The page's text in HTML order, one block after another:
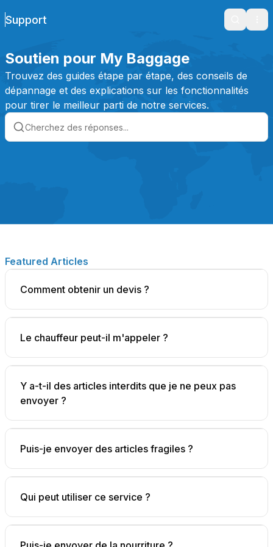
Support Search
Soutien pour My Baggage
Trouvez des guides étape par étape, des conseils de
dépannage et des explications sur les fonctionnalités
pour tirer le meilleur parti de notre services.
Featured Articles
Comment obtenir un devis ?
Le chauffeur peut-il m'appeler ?
Y a-t-il des articles interdits que je ne peux pas
envoyer ?
Puis-je envoyer des articles fragiles ?
Qui peut utiliser ce service ?